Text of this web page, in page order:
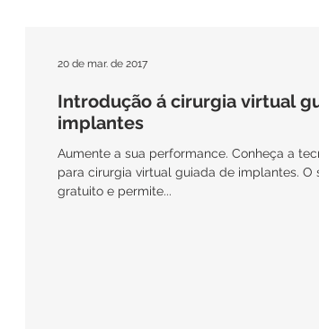
Introdução á cirurgia virtual
implantes
Aumente a sua performance. Conheça a
para cirurgia virtual guiada de implantes. O
gratuito e permite...
20 de mar. de 2017